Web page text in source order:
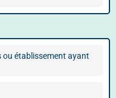
établissement ayant